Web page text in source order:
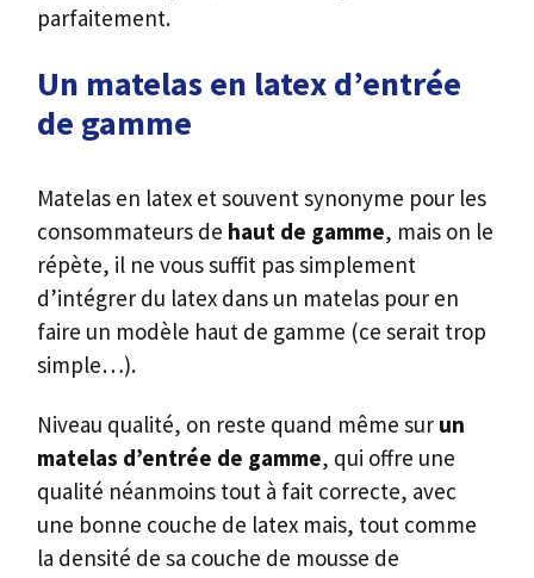
parfaitement.
Un matelas en latex d’entrée
de gamme
Matelas en latex et souvent synonyme pour les
consommateurs de haut de gamme, mais on le
répète, il ne vous suffit pas simplement
d’intégrer du latex dans un matelas pour en
faire un modèle haut de gamme (ce serait trop
simple…).
Niveau qualité, on reste quand même sur un
matelas d’entrée de gamme, qui offre une
qualité néanmoins tout à fait correcte, avec
une bonne couche de latex mais, tout comme
la densité de sa couche de mousse de